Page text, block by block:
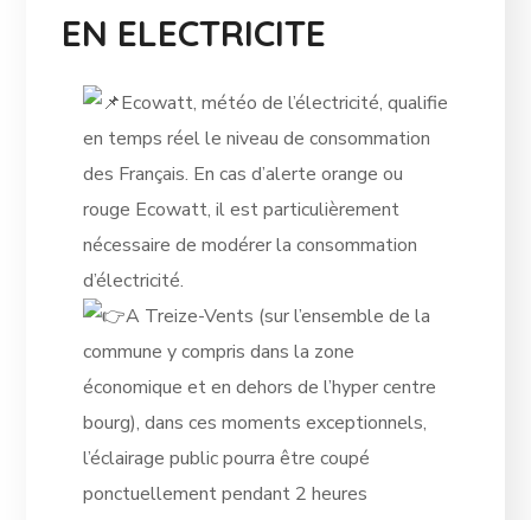
EN ELECTRICITE
Ecowatt, météo de l’électricité, qualifie
en temps réel le niveau de consommation
des Français. En cas d’alerte orange ou
rouge Ecowatt, il est particulièrement
nécessaire de modérer la consommation
d’électricité.
A Treize-Vents (sur l’ensemble de la
commune y compris dans la zone
économique et en dehors de l’hyper centre
bourg), dans ces moments exceptionnels,
l’éclairage public pourra être coupé
ponctuellement pendant 2 heures